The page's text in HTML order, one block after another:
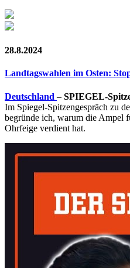
28.8.2024
Landtagswahlen im Osten:
Deutschland – SPIEGEL-
Im Spiegel-Spitzengespräch zu
begründe ich, warum die Ampel
Ohrfeige verdient hat.